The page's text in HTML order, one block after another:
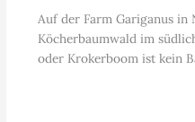
Auf der Farm Gariganus in
Köcherbaumwald im
oder Krokerboom ist kein